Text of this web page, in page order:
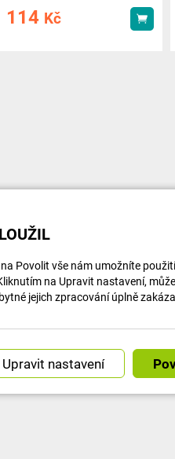
Povolit vše nám umožníte
na Upravit nastavení,
jejich zpracování úplně
Upravit nastavení
114 Kč Koupit